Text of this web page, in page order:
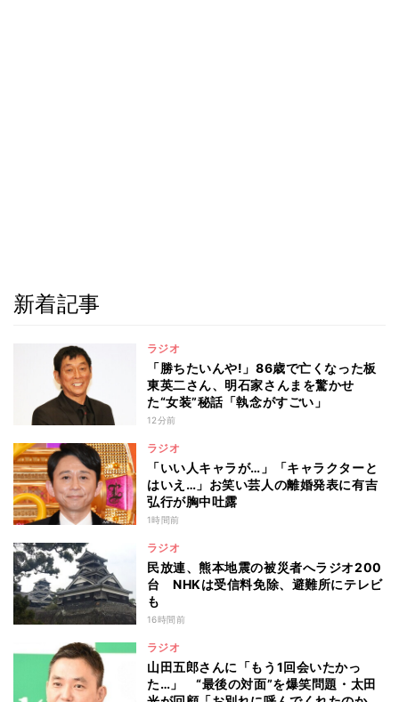
新着記事
ラジオ
「勝ちたいんや!」86歳で亡くなった板
東英二さん、明石家さんまを驚かせ
た“女装”秘話「執念がすごい」
12分前
ラジオ
「いい人キャラが…」「キャラクターと
はいえ…」お笑い芸人の離婚発表に有吉
弘行が胸中吐露
1時間前
ラジオ
民放連、熊本地震の被災者へラジオ200
台 NHKは受信料免除、避難所にテレビ
も
16時間前
ラジオ
山田五郎さんに「もう1回会いたかっ
た…」 “最後の対面”を爆笑問題・太田